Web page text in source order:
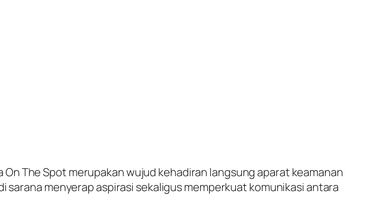
The Spot merupakan wujud kehadiran langsung aparat keamanan
menyerap aspirasi sekaligus memperkuat komunikasi antara